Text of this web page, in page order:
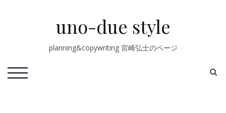
uno-due style
planning&copywriting 宮崎弘士のページ
TOGGLE MOBILE MENU